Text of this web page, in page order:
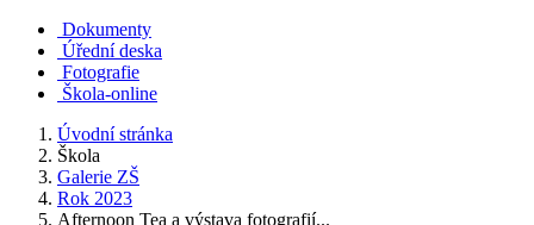
Dokumenty
Úřední deska
Fotografie
Škola-online
Úvodní stránka
Škola
Galerie ZŠ
Rok 2023
Afternoon Tea a výstava fotografií...